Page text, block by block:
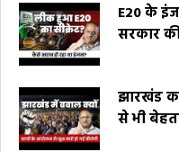
E20 के
सरकार
झारखंड
से भी